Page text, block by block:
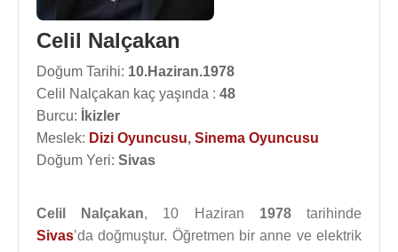
Celil Nalçakan
Doğum Tarihi: 10.Haziran.1978
Celil Nalçakan kaç yaşında : 48
Burcu:
İkizler
Meslek: Dizi Oyuncusu, Sinema Oyuncusu
Doğum Yeri: Sivas
Celil Nalçakan, 10 Haziran 1978tarihinde
Sivas’da doğmuştur. Öğretmen bir anne ve elektrik